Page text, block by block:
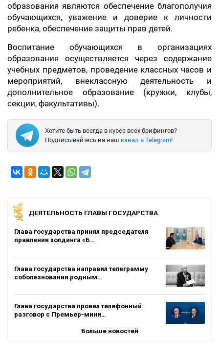
образования являются обеспечение благополучия
обучающихся, уважение и доверие к личности
ребенка, обеспечение защиты прав детей.
Воспитание обучающихся в организациях
образования осуществляется через содержание
учебных предметов, проведение классных часов и
мероприятий, внеклассную деятельность и
дополнительное образование (кружки, клубы,
секции, факультативы).
Хотите быть всегда в курсе всех брифингов?
Подписывайтесь на наш канал в Telegram!
ДЕЯТЕЛЬНОСТЬ ГЛАВЫ ГОСУДАРСТВА
Глава государства принял председателя
правления холдинга «Б…
Глава государства направил телеграмму
соболезнования родным…
Глава государства провел телефонный
разговор с Премьер-мини…
Больше новостей